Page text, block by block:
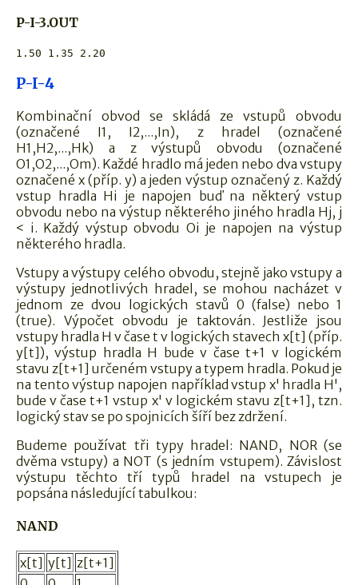
P-I-3.OUT
P-I-4
Kombinační obvod se skládá ze vstupů obvodu
(označené I1, I2,...,In), z hradel (označené
H1,H2,...,Hk) a z výstupů obvodu (označené
O1,O2,...,Om). Každé hradlo má jeden nebo dva vstupy
označené x (příp. y) a jeden výstup označený z. Každý
vstup hradla Hi je napojen buď na některý vstup
obvodu nebo na výstup některého jiného hradla Hj, j
< i. Každý výstup obvodu Oi je napojen na výstup
některého hradla.
Vstupy a výstupy celého obvodu, stejně jako vstupy a
výstupy jednotlivých hradel, se mohou nacházet v
jednom ze dvou logických stavů 0 (false) nebo 1
(true). Výpočet obvodu je taktován. Jestliže jsou
vstupy hradla H v čase t v logických stavech x[t] (příp.
y[t]), výstup hradla H bude v čase t+1 v logickém
stavu z[t+1] určeném vstupy a typem hradla. Pokud je
na tento výstup napojen například vstup x' hradla H',
bude v čase t+1 vstup x' v logickém stavu z[t+1], tzn.
logický stav se po spojnicích šíří bez zdržení.
Budeme používat tři typy hradel: NAND, NOR (se
dvěma vstupy) a NOT (s jedním vstupem). Závislost
výstupu těchto tří typů hradel na vstupech je
popsána následující tabulkou:
NAND
x[t] y[t] z[t+1]